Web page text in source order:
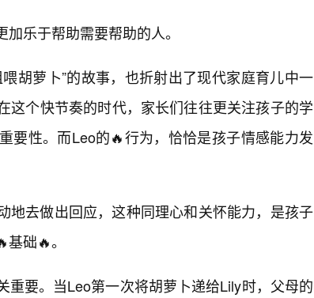
乐于帮助需要帮助的人。
胡萝卜”的故事，也折射出了现代家庭育儿中一
这个快节奏的时代，家长们往往更关注孩子的学
要性。而Leo的🔥行为，恰恰是孩子情感能力发
地去做出回应，这种同理心和关怀能力，是孩子
础🔥。
重要。当Leo第一次将胡萝卜递给Lily时，父母的